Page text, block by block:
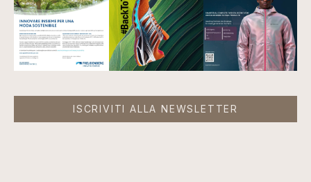
ISCRIVITI ALLA NEWSLETTER